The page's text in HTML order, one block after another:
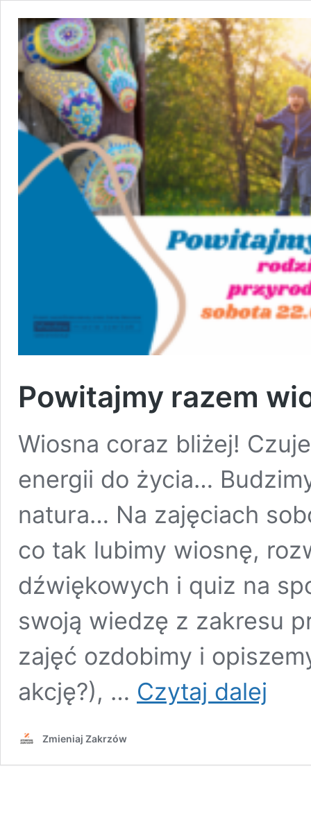
Powitajmy razem
Wiosna coraz bliżej!
energii do życia…
natura… Na zajęciach
co tak lubimy wiosnę,
dźwiękowych i quiz na
swoją wiedzę z zakresu
zajęć ozdobimy i
akcję?), … Czytaj dalej
Zmieniaj Zakrzów